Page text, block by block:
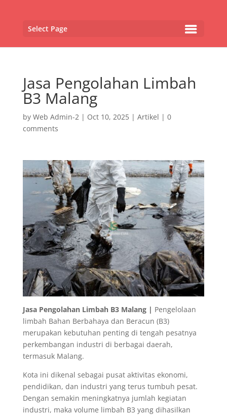
Select Page
Jasa Pengolahan Limbah
B3 Malang
by Web Admin-2| Oct 10, 2025| Artikel | 0
comments
Jasa Pengolahan Limbah B3 Malang | Pengelolaan
limbah Bahan Berbahaya dan Beracun (B3)
merupakan kebutuhan penting di tengah pesatnya
perkembangan industri di berbagai daerah,
termasuk Malang.
Kota ini dikenal sebagai pusat aktivitas ekonomi,
pendidikan, dan industri yang terus tumbuh pesat.
Dengan semakin meningkatnya jumlah kegiatan
industri, maka volume limbah B3 yang dihasilkan